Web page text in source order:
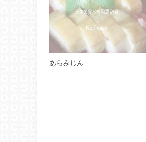
あらみじん